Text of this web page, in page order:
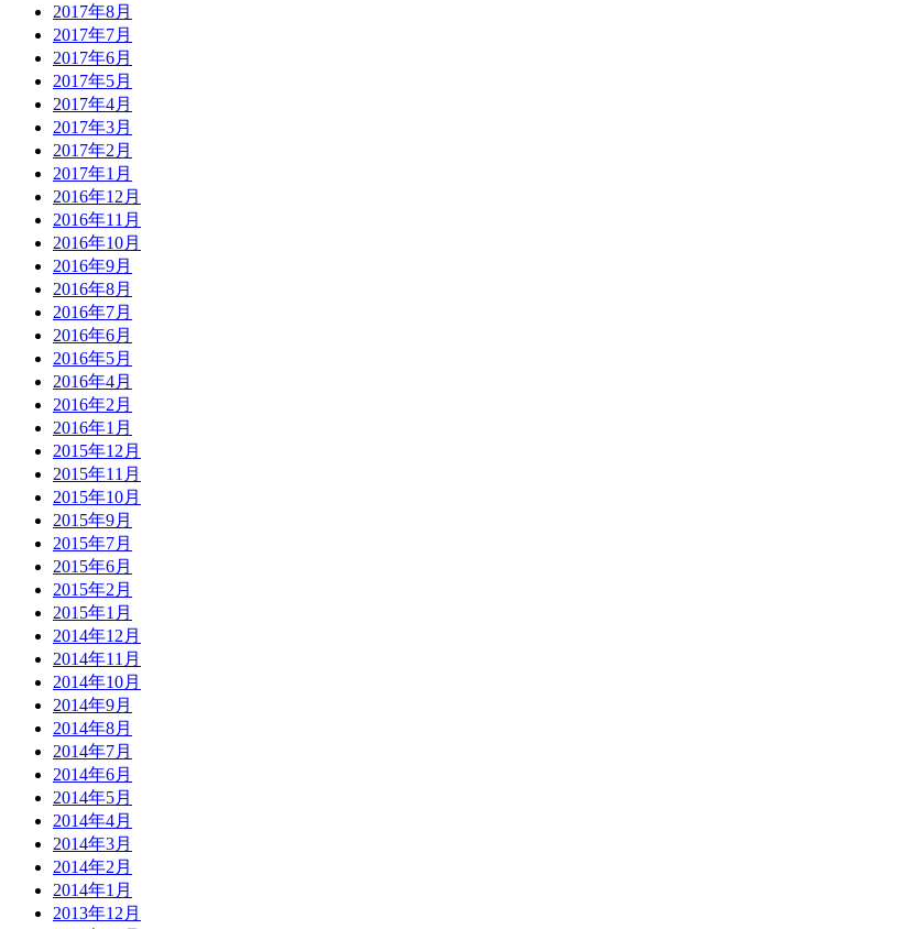
2017年8月
2017年7月
2017年6月
2017年5月
2017年4月
2017年3月
2017年2月
2017年1月
2016年12月
2016年11月
2016年10月
2016年9月
2016年8月
2016年7月
2016年6月
2016年5月
2016年4月
2016年2月
2016年1月
2015年12月
2015年11月
2015年10月
2015年9月
2015年7月
2015年6月
2015年2月
2015年1月
2014年12月
2014年11月
2014年10月
2014年9月
2014年8月
2014年7月
2014年6月
2014年5月
2014年4月
2014年3月
2014年2月
2014年1月
2013年12月